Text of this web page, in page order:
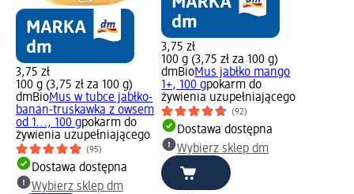
3,75 zł
100 g (3,75 zł za 100 g)
dmBioMus w tubce jabłko-
banan-truskawka z owsem
od 1..., 100 gpokarm do
żywienia uzupełniającego
(95)
Dostawa dostępna
Wybierz sklep dm
3,75 zł
100 g (3,75 zł za 100 g)
dmBioMus jabłko mango
1+, 100 gpokarm do
żywienia uzupełniającego
(92)
Dostawa dostępna
Wybierz sklep dm